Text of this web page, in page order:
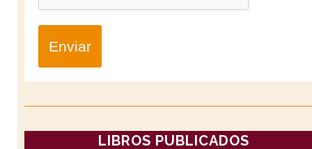
Enviar
LIBROS PUBLICADOS